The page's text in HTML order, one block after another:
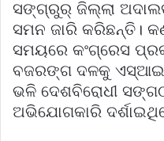
ସଙ୍ଗ୍‌ରୁର୍‌ ଜିଲ୍ଲା
ସମନ ଜାରି କରିଛନ୍ତି।
ସମୟରେ କଂଗ୍ରେସ
ବଜରଙ୍ଗ ଦଳକୁ
ଭଳି ଦେଶବିରୋଧୀ
ଅଭିଯୋଗକାରି